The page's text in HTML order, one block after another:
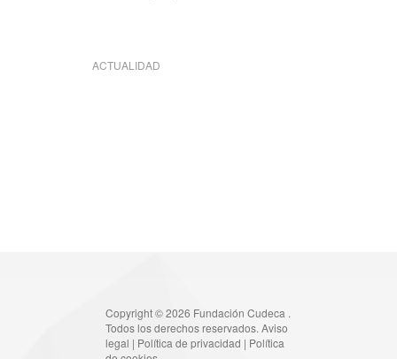
ACTUALIDAD
Copyright © 2026 Fundación Cudeca .
Todos los derechos reservados. Aviso
legal | Política de privacidad | Política